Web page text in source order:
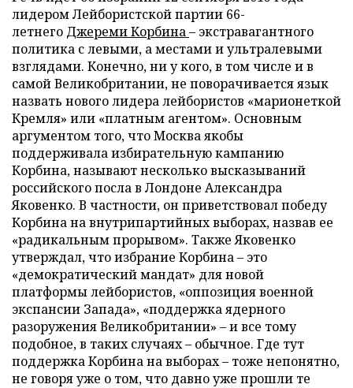
лидером Лейбористской партии 66-
летнего Джереми Корбина– экстравагантного
политика с левыми, а местами и ультралевыми
взглядами. Конечно, ни у кого, в том числе и в
самой Великобритании, не поворачивается язык
назвать нового лидера лейбористов «марионеткой
Кремля» или «платным агентом». Основным
аргументом того, что Москва якобы
поддерживала избирательную кампанию
Корбина, называют несколько высказываний
российского посла в Лондоне Александра
Яковенко. В частности, он приветствовал победу
Корбина на внутрипартийных выборах, назвав ее
«радикальным прорывом». Также Яковенко
утверждал, что избрание Корбина – это
«демократический мандат» для новой
платформы лейбористов, «оппозиция военной
экспансии Запада», «поддержка ядерного
разоружения Великобритании» – и все тому
подобное, в таких случаях – обычное. Где тут
поддержка Корбина на выборах – тоже непонятно,
не говоря уже о том, что давно уже прошли те